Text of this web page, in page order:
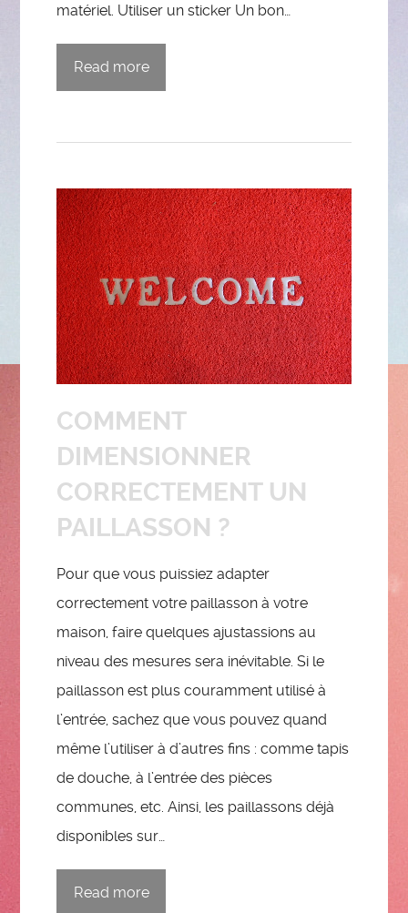
matériel. Utiliser un sticker Un bon…
Read more
COMMENT
DIMENSIONNER
CORRECTEMENT UN
PAILLASSON ?
Pour que vous puissiez adapter
correctement votre paillasson à votre
maison, faire quelques ajustassions au
niveau des mesures sera inévitable. Si le
paillasson est plus couramment utilisé à
l’entrée, sachez que vous pouvez quand
même l’utiliser à d’autres fins : comme tapis
de douche, à l’entrée des pièces
communes, etc. Ainsi, les paillassons déjà
disponibles sur…
Read more